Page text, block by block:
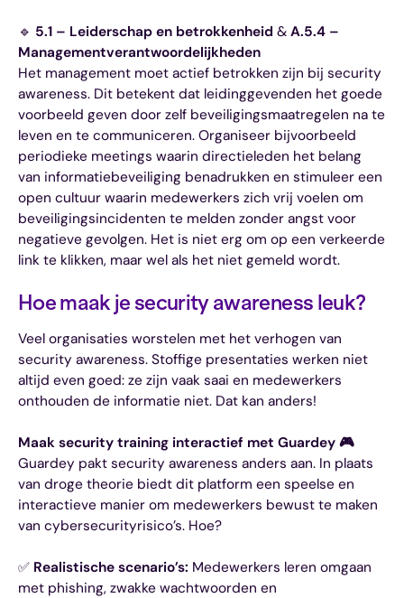
🔹 5.1 – Leiderschap en betrokkenheid & A.5.4 –
Managementverantwoordelijkheden
Het management moet actief betrokken zijn bij security
awareness. Dit betekent dat leidinggevenden het goede
voorbeeld geven door zelf beveiligingsmaatregelen na te
leven en te communiceren. Organiseer bijvoorbeeld
periodieke meetings waarin directieleden het belang
van informatiebeveiliging benadrukken en stimuleer een
open cultuur waarin medewerkers zich vrij voelen om
beveiligingsincidenten te melden zonder angst voor
negatieve gevolgen. Het is niet erg om op een verkeerde
link te klikken, maar wel als het niet gemeld wordt.
Hoe maak je security awareness leuk?
Veel organisaties worstelen met het verhogen van
security awareness. Stoffige presentaties werken niet
altijd even goed: ze zijn vaak saai en medewerkers
onthouden de informatie niet. Dat kan anders!
Maak security training interactief met Guardey 🎮
Guardey pakt security awareness anders aan. In plaats
van droge theorie biedt dit platform een speelse en
interactieve manier om medewerkers bewust te maken
van cybersecurityrisico’s. Hoe?
✅ Realistische scenario’s: Medewerkers leren omgaan
met phishing, zwakke wachtwoorden en